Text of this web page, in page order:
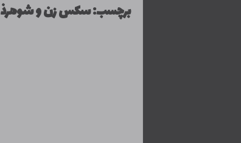
برچسب: سکس زن و شوهرذ